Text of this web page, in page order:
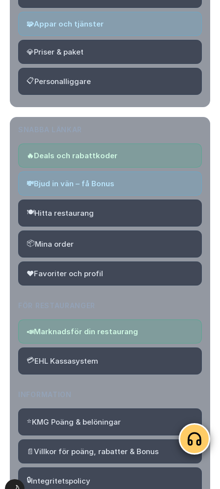
🧩Appar och tjänster
💎Priser & paket
📋Personalliggare
🔥Deals och rabattkoder
💸Bjud in vän – få Bonus
🍽️Hitta restaurang
📦Mina order
❤️Favoriter och profil
📣Marknadsför din restaurang
💳EHL Kassasystem
⭐KMG Poäng & belöningar
📄Villkor för poäng, rabatter & Bonus
🔒Integritetspolicy